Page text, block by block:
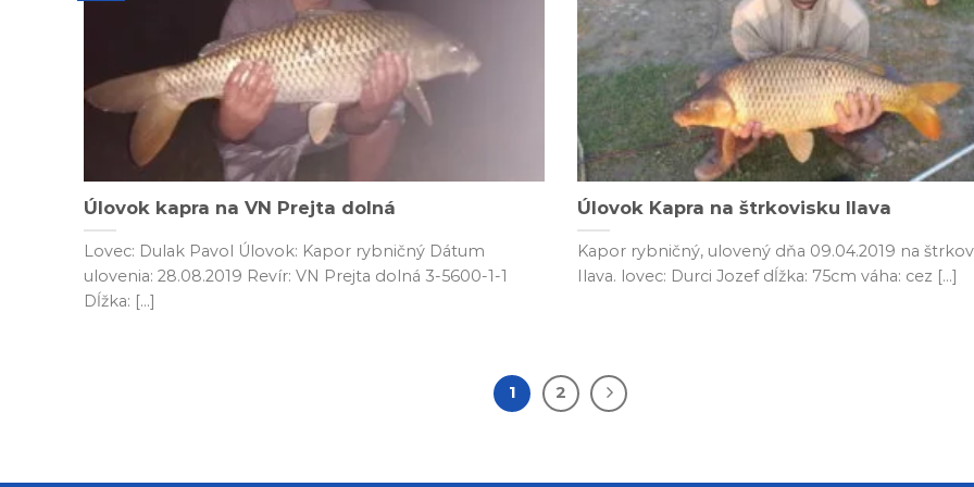
Úlovok kapra na VN Prejta dolná
Lovec: Dulak Pavol Úlovok: Kapor rybničný Dátum
ulovenia: 28.08.2019 Revír: VN Prejta dolná 3-5600-1-1
Dĺžka: [...]
Úlovok Kapra na štrkovisku Ilava
Kapor rybničný, ulovený dňa 09.04.2019 na
Ilava. lovec: Durci Jozef dĺžka: 75cm váha: cez [...]
1 2